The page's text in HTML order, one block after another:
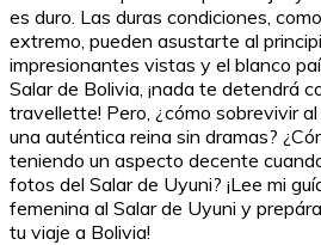
es duro. Las duras condiciones,
extremo, pueden asustarte al
impresionantes vistas y el blanco
Salar de Bolivia, ¡nada te detendrá
travellette! Pero, ¿cómo sobrevivir
una auténtica reina sin dramas?
teniendo un aspecto decente
fotos del Salar de Uyuni? ¡Lee mi
femenina al Salar de Uyuni y
tu viaje a Bolivia!